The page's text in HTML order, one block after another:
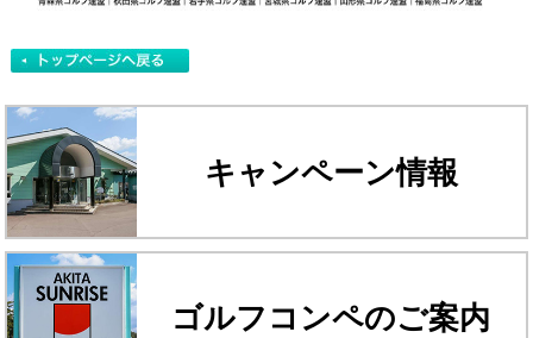
キャンペーン情報
ゴルフコンペのご案内